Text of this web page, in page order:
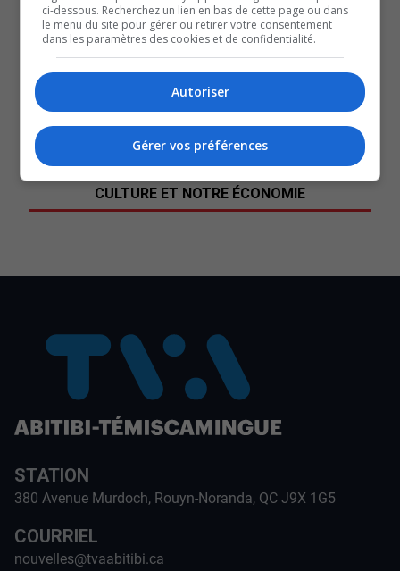
gouvernement.
SOUTENIR NOS MÉDIAS, C’EST PROTÉGER NOTRE
CULTURE ET NOTRE ÉCONOMIE
STATION
380 Avenue Murdoch, Rouyn-Noranda, QC J9X 1G5
COURRIEL
nouvelles@tvaabitibi.ca
ci-dessous. Recherchez un lien en bas de cette page ou dans
le menu du site pour gérer ou retirer votre consentement
dans les paramètres des cookies et de confidentialité.
Autoriser
Gérer vos préférences